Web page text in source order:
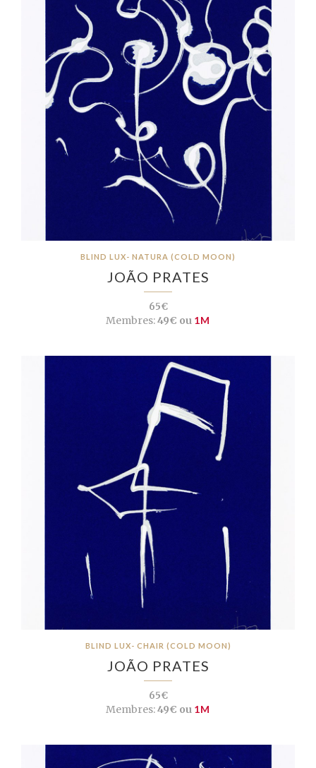
BLIND LUX- NATURA (COLD MOON)
JOÃO PRATES
65€
Membres:49€ ou 1M
BLIND LUX- CHAIR (COLD MOON)
JOÃO PRATES
65€
Membres:49€ ou 1M